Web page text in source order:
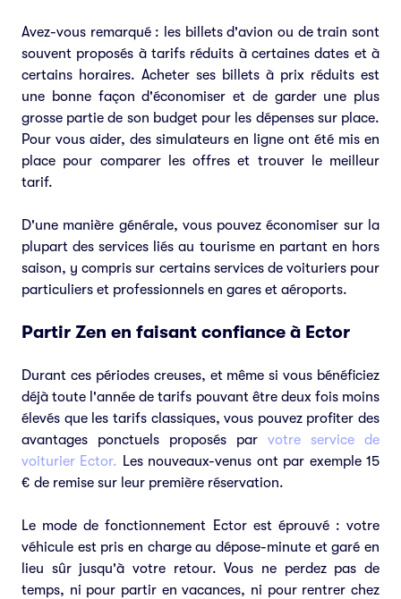
Avez-vous remarqué : les billets d'avion ou de train sont
souvent proposés à tarifs réduits à certaines dates et à
certains horaires. Acheter ses billets à prix réduits est
une bonne façon d'économiser et de garder une plus
grosse partie de son budget pour les dépenses sur place.
Pour vous aider, des simulateurs en ligne ont été mis en
place pour comparer les offres et trouver le meilleur
tarif.
D'une manière générale, vous pouvez économiser sur la
plupart des services liés au tourisme en partant en hors
saison, y compris sur certains services de voituriers pour
particuliers et professionnels en gares et aéroports.
Partir Zen en faisant confiance à Ector
Durant ces périodes creuses, et même si vous bénéficiez
déjà toute l'année de tarifs pouvant être deux fois moins
élevés que les tarifs classiques, vous pouvez profiter des
avantages ponctuels proposés par votre service de
voiturier Ector. Les nouveaux-venus ont par exemple 15
€ de remise sur leur première réservation.
Le mode de fonctionnement Ector est éprouvé : votre
véhicule est pris en charge au dépose-minute et garé en
lieu sûr jusqu'à votre retour. Vous ne perdez pas de
temps, ni pour partir en vacances, ni pour rentrer chez